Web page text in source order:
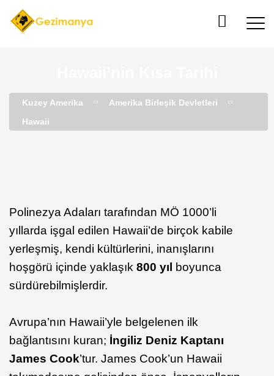
Kuzey Amerika
Amerika Birleşik Devletleri
Hawaii
Polinezya Adaları tarafından MÖ 1000’li
yıllarda işgal edilen Hawaii’de birçok kabile
yerleşmiş, kendi kültürlerini, inanışlarını
hoşgörü içinde yaklaşık 800 yıl
boyunca
sürdürebilmişlerdir.
Avrupa’nın Hawaii’yle belgelenen ilk
bağlantısını kuran; İngiliz Deniz Kaptanı
James Cook’tur. James Cook’un Hawaii